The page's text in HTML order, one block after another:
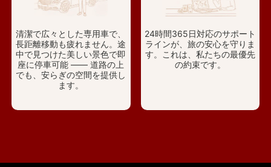
清潔で広々とした専用車で、
長距離移動も疲れません。途
中で見つけた美しい景色で即
座に停車可能 —— 道路の上
でも、安らぎの空間を提供し
ます。
24時間365日対応のサポート
ラインが、旅の安心を守りま
す。これは、私たちの最優先
の約束です。